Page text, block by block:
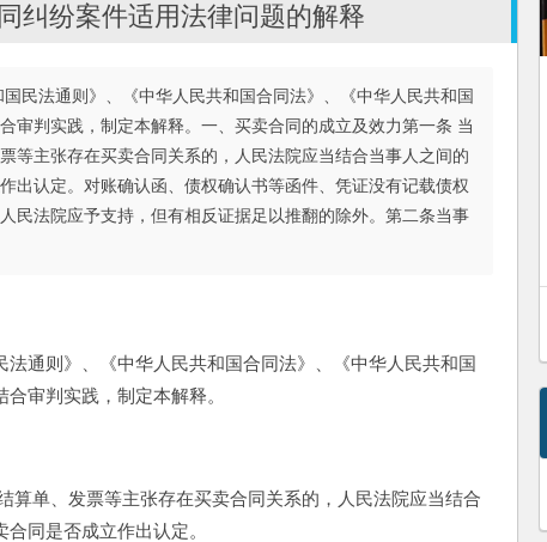
纠纷案件适用法律问题的解释
民法通则》、《中华人民共和国合同法》、《中华人民共和国
审判实践，制定本解释。一、买卖合同的成立及效力第一条 当
等主张存在买卖合同关系的，人民法院应当结合当事人之间的
出认定。对账确认函、债权确认书等函件、凭证没有记载债权
民法院应予支持，但有相反证据足以推翻的除外。第二条当事
通则》、《中华人民共和国合同法》、《中华人民共和国
审判实践，制定本解释。
单、发票等主张存在买卖合同关系的，人民法院应当结合
同是否成立作出认定。